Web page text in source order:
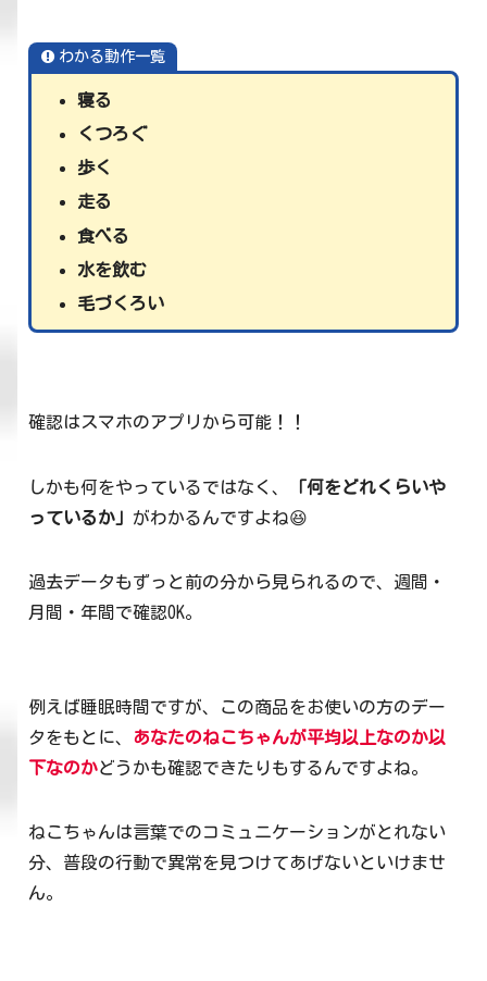
わかる動作一覧
寝る
くつろぐ
歩く
走る
食べる
水を飲む
毛づくろい
確認はスマホのアプリから可能！！
しかも何をやっているではなく、
「何をどれくらいや
っているか」 がわかるんですよね😆
過去データもずっと前の分から見られるので、週間・
月間・年間で確認OK。
例えば睡眠時間ですが、この商品をお使いの方のデー
タをもとに、 あなたのねこちゃんが平均以上なのか以
下なのかどうかも確認できたりもするんですよね。
ねこちゃんは言葉でのコミュニケーションがとれない
分、普段の行動で異常を見つけてあげないといけませ
ん。